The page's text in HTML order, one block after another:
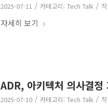
2025-07-11 / 카테고리: Tech Talk /
자세히 보기
ADR, 아키텍처 의사결정
2025-07-10 / 카테고리: Tech Talk /